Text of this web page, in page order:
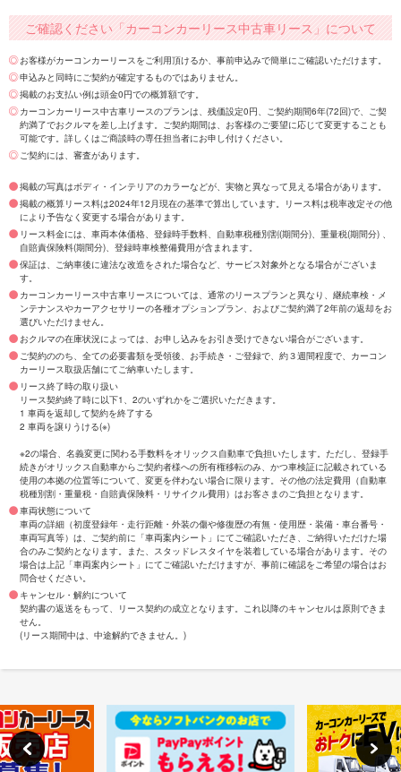
ご確認ください「カーコンカーリース中古車リース」について
お客様がカーコンカーリースをご利用頂けるか、事前申込みで簡単にご確認いただけます。
申込みと同時にご契約が確定するものではありません。
掲載のお支払い例は頭金0円での概算額です。
カーコンカーリース中古車リースのプランは、残価設定0円、ご契約期間6年(72回)で、ご契
約満了でおクルマを差し上げます。ご契約期間は、お客様のご要望に応じて変更することも
可能です。詳しくはご商談時の専任担当者にお申し付けください。
ご契約には、審査があります。
掲載の写真はボディ・インテリアのカラーなどが、実物と異なって見える場合があります。
掲載の概算リース料は2024年12月現在の基準で算出しています。リース料は税率改定その他
により予告なく変更する場合があります。
リース料金には、車両本体価格、登録時手数料、自動車税種別割(期間分)、重量税(期間分) 、
自賠責保険料(期間分)、登録時車検整備費用が含まれます。
保証は、ご納車後に違法な改造をされた場合など、サービス対象外となる場合がございま
す。
カーコンカーリース中古車リースについては、通常のリースプランと異なり、継続車検・メ
ンテナンスやカーアクセサリーの各種オプションプラン、およびご契約満了2年前の返却をお
選びいただけません。
おクルマの在庫状況によっては、お申し込みをお引き受けできない場合がございます。
ご契約ののち、全ての必要書類を受領後、お手続き・ご登録で、約３週間程度で、カーコン
カーリース取扱店舗にてご納車いたします。
リース終了時の取り扱い
リース契約終了時に以下1、2のいずれかをご選択いただきます。
1 車両を返却して契約を終了する
2 車両を譲りうける(※)
※2の場合、名義変更に関わる手数料をオリックス自動車で負担いたします。ただし、登録手
続きがオリックス自動車からご契約者様への所有権移転のみ、かつ車検証に記載されている
使用の本拠の位置等について、変更を伴わない場合に限ります。その他の法定費用（自動車
税種別割・重量税・自賠責保険料・リサイクル費用）はお客さまのご負担となります。
車両状態について
車両の詳細（初度登録年・走行距離・外装の傷や修復歴の有無・使用歴・装備・車台番号・
車両写真等）は、ご契約前に「車両案内シート」にてご確認いただき、ご納得いただけた場
合のみご契約となります。また、スタッドレスタイヤを装着している場合があります。その
場合は上記「車両案内シート」にてご確認いただけますが、事前に確認をご希望の場合はお
問合せください。
キャンセル・解約について
契約書の返送をもって、リース契約の成立となります。これ以降のキャンセルは原則できま
せん。
(リース期間中は、中途解約できません。)